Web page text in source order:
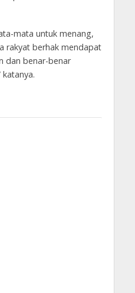
mata untuk menang,
rakyat berhak mendapat
dan benar-benar